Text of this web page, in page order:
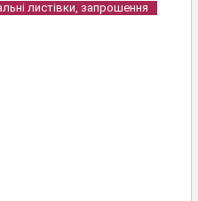
листівки, запрошення